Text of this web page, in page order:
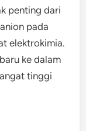
penting dari
pada
elektrokimia.
ke dalam
tinggi